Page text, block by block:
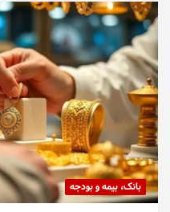
بانک، بیمه و بودجه